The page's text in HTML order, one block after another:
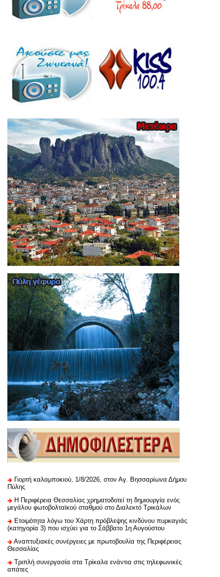
Γιορτή καλαμποκιού, 1/8/2026, στον Αγ. Βησσαρίωνα Δήμου
Πύλης
H Περιφέρεια Θεσσαλίας χρηματοδοτεί τη δημιουργία ενός
μεγάλου φωτοβολταϊκού σταθμού στο Διαλεκτό Τρικάλων
Ετοιμότητα λόγω του Χάρτη πρόβλεψης κινδύνου πυρκαγιάς
(κατηγορία 3) που ισχύει για το Σάββατο 1η Αυγούστου
Αναπτυξιακές συνέργειες με πρωτοβουλία της Περιφέρειας
Θεσσαλίας
Τριπλή συνεργασία στα Τρίκαλα ενάντια στις τηλεφωνικές
απάτες